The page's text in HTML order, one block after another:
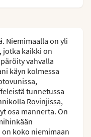
Niemimaalla on yli
jotka kaikki on
vahvalla
käyn kolmessa
tunnetussa
Rovinjissa,
osa mannerta. On
koko niemimaan